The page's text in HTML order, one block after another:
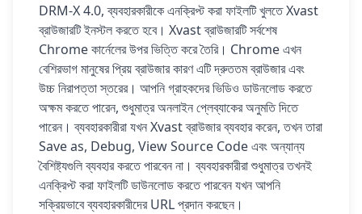
DRM-X 4.0, ব্যবহারকারীকে এনক্রিপ্ট করা ফাইলটি খুলতে Xvast
ব্রাউজারটি ইনস্টল করতে হবে। Xvast ব্রাউজারটি সর্বশেষ
Chrome কার্নেলের উপর ভিত্তি করে তৈরি। Chrome এখন
বেশিরভাগ মানুষের প্রিয় ব্রাউজার কারণ এটি দ্রুততম ব্রাউজার এবং
উচ্চ নিরাপত্তা স্তরের। আপনি গ্রাহকদের ভিডিও ডাউনলোড করতে
অক্ষম করতে পারেন, শুধুমাত্র অনলাইন প্লেব্যাকের অনুমতি দিতে
পারেন। ব্যবহারকারীরা যখন Xvast ব্রাউজার ব্যবহার করেন, তখন তারা
Save as, Debug, View Source Code এবং অন্যান্য
বৈশিষ্ট্যগুলি ব্যবহার করতে পারবেন না। ব্যবহারকারীরা শুধুমাত্র তখনই
এনক্রিপ্ট করা ফাইলটি ডাউনলোড করতে পারবেন যখন আপনি
সক্রিয়ভাবে ব্যবহারকারীদের URL প্রদান করছেন।